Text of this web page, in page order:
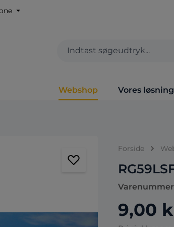
Webshop Vores
Forside
9,00